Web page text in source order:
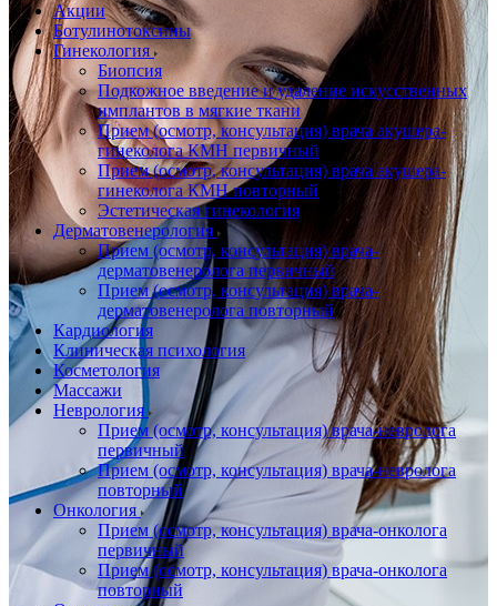
Акции
Ботулинотоксины
Гинекология
Биопсия
Подкожное введение и удаление искусственных
имплантов в мягкие ткани
Прием (осмотр, консультация) врача акушера-
гинеколога КМН первичный
Прием (осмотр, консультация) врача акушера-
гинеколога КМН повторный
Эстетическая гинекология
Дерматовенерология
Прием (осмотр, консультация) врача-
дерматовенеролога первичный
Прием (осмотр, консультация) врача-
дерматовенеролога повторный
Кардиология
Клиническая психология
Косметология
Массажи
Неврология
Прием (осмотр, консультация) врача-невролога
первичный
Прием (осмотр, консультация) врача-невролога
повторный
Онкология
Прием (осмотр, консультация) врача-онколога
первичный
Прием (осмотр, консультация) врача-онколога
повторный